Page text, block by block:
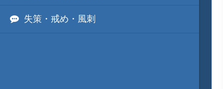
失策・戒め・風刺